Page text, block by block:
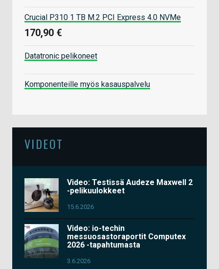
Crucial P310 1 TB M.2 PCI Express 4.0 NVMe
170,90 €
Datatronic pelikoneet
Komponenteille myös kasauspalvelu
VIDEOT
Video: Testissä Audeze Maxwell 2
-pelikuulokkeet
15.6.2026
Video: io-techin
messuosastoraportit Computex
2026 -tapahtumasta
3.6.2026